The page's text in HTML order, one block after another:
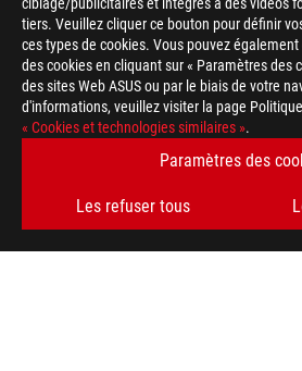
tiers. Veuillez cliquer ce bouton pour définir
ces types de cookies. Vous pouvez
des cookies en cliquant sur « Paramètres des
des sites Web ASUS ou par le biais de votre
d'informations, veuillez visiter la page
« Cookies et technologies similaires ».
Paramètres des
Les refuser tous
> GAMING ROG OLED MONITOR
OBTENEZ LES DERNIÈRES OFFRES ET PLUS